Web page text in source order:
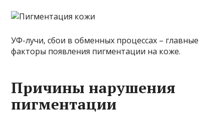
УФ-лучи, сбои в обменных процессах – главные
факторы появления пигментации на коже.
Причины нарушения
пигментации